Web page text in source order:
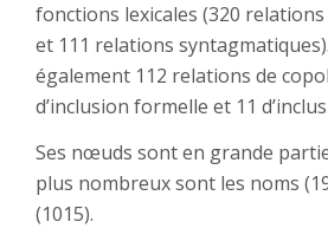
fonctions lexicales (320
et 111 relations
également 112 relations de
d’inclusion formelle et 11
Ses nœuds sont en grande
plus nombreux sont les noms
(1015).